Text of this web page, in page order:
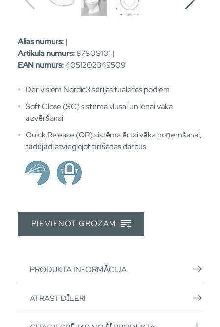
Alias numurs:|
Artikula numurs:8780S101 |
EAN numurs:4051202349509
Der visiem Nordic3 sērijas tualetes podiem
Soft Close (SC) sistēma klusai un lēnai vāka
aizvēršanai
Quick Release (QR) sistēma ērtai vāka noņemšanai,
tādējādi atvieglojot tīrīšanas darbus
PIEVIENOT GROZAM
PRODUKTA INFORMĀCIJA
ATRAST DĪLERI